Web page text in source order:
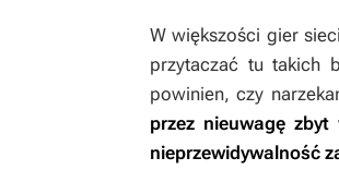
W większości gier
przytaczać tu takich
powinien, czy
przez nieuwagę
nieprzewidywalność